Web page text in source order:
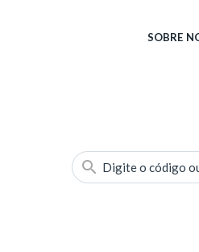
SOBRE
Digite o código